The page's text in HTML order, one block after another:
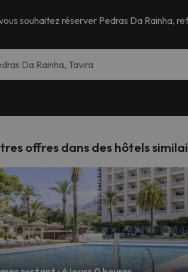
souhaitez réserver Pedras Da Rainha,
offres dans des hôtels